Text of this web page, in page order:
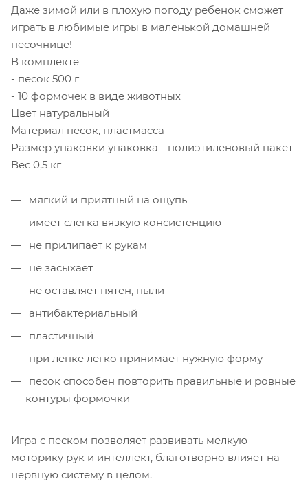
Даже зимой или в плохую погоду ребенок сможет
играть в любимые игры в маленькой домашней
песочнице!
В комплекте
- песок 500 г
- 10 формочек в виде животных
Цвет натуральный
Материал песок, пластмасса
Размер упаковки упаковка - полиэтиленовый пакет
Вес 0,5 кг
мягкий и приятный на ощупь
имеет слегка вязкую консистенцию
не прилипает к рукам
не засыхает
не оставляет пятен, пыли
антибактериальный
пластичный
при лепке легко принимает нужную форму
песок способен повторить правильные и ровные
контуры формочки
Игра с песком позволяет развивать мелкую
моторику рук и интеллект, благотворно влияет на
нервную систему в целом.